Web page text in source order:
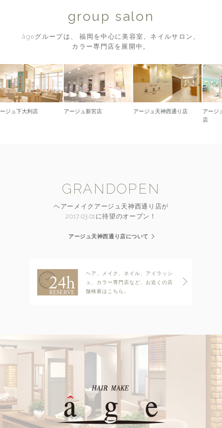
group salon
âgeグループは、 福岡を中心に美容室、ネイルサロン、
カラー専門店を展開中。
大利店 アージュ新宮店 アージュ天神西通り店
アージュ久留
GRANDOPEN
ヘアーメイクアージュ天神西通り店が
2017.03.01に待望のオープン！
アージュ天神西通り店について
ヘア、メイク、ネイル、アイラッシ
ュ、カラー専門店など、お近くの店
舗検索はこちら。